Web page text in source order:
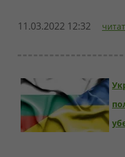
11.03.2022 12:32